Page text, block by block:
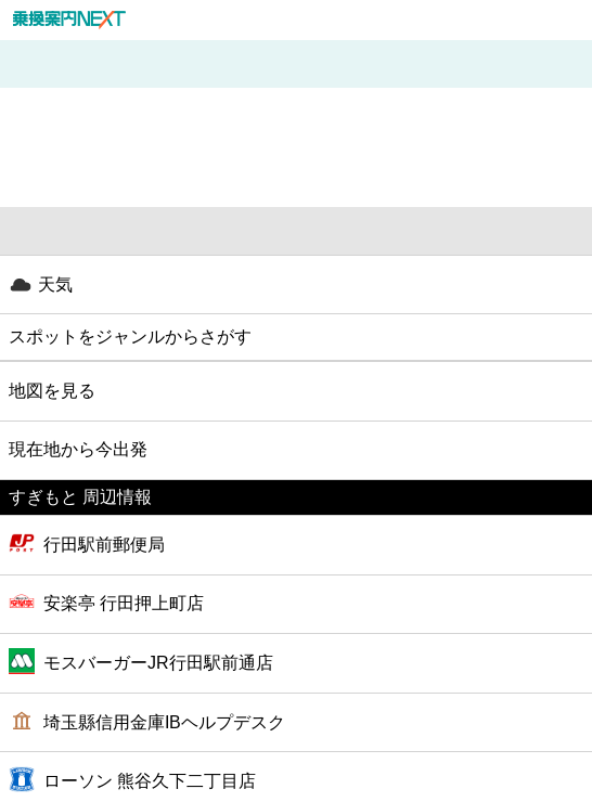
天気
スポットをジャンルからさがす
グルメ
映画
美容
地図を見る
現在地から今出発
すぎもと 周辺情報
行田駅前郵便局
安楽亭 行田押上町店
モスバーガーJR行田駅前通店
埼玉縣信用金庫IBヘルプデスク
ローソン 熊谷久下二丁目店